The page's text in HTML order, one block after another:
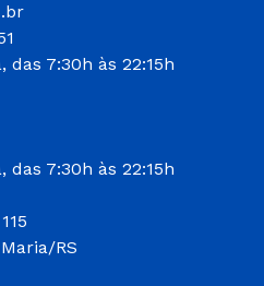
das 7:30h às 22:15h
das 7:30h às 22:15h
RS